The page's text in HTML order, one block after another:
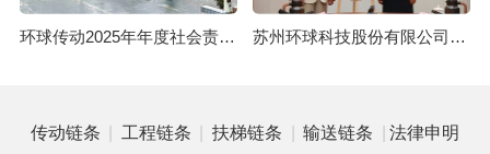
环球传动2025年年度社会责任报告 苏州环球科技股份有限公司与苏州大学共建智能制造机器人研究院
传动链条 | 工程链条 | 扶梯链条 | 输送链条 | 法律申明